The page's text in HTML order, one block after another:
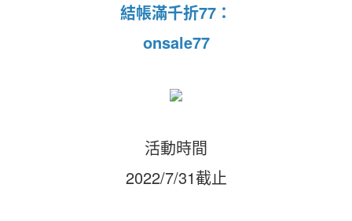
結帳滿千折77：
onsale77
活動時間
2022/7/31截止